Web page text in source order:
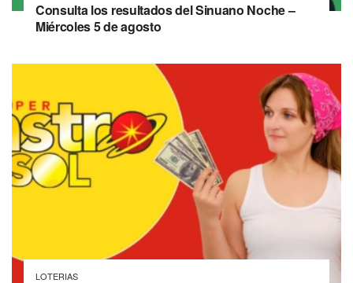
Consulta los resultados del Sinuano Noche –
Miércoles 5 de agosto
LOTERIAS